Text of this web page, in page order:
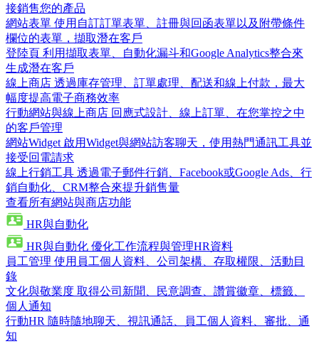
接銷售您的產品
網站表單 使用自訂訂單表單、註冊與回函表單以及附帶條件
欄位的表單，擷取潛在客戶
登陸頁 利用擷取表單、自動化漏斗和Google Analytics整合來
生成潛在客戶
線上商店 透過庫存管理、訂單處理、配送和線上付款，最大
幅度提高電子商務效率
行動網站與線上商店 回應式設計、線上訂單、在您掌控之中
的客戶管理
網站Widget 啟用Widget與網站訪客聊天，使用熱門通訊工具並
接受回電請求
線上行銷工具 透過電子郵件行銷、Facebook或Google Ads、行
銷自動化、CRM整合來提升銷售量
查看所有網站與商店功能
HR與自動化
HR與自動化 優化工作流程與管理HR資料
員工管理 使用員工個人資料、公司架構、存取權限、活動目
錄
文化與敬業度 取得公司新聞、民意調查、讚賞徽章、標籤、
個人通知
行動HR 隨時隨地聊天、視訊通話、員工個人資料、審批、通
知